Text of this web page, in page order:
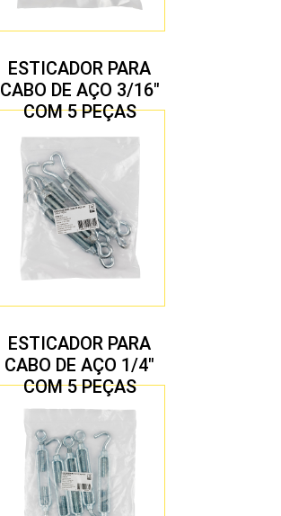
ESTICADOR PARA
CABO DE AÇO 3/16″
COM 5 PEÇAS
ESTICADOR PARA
CABO DE AÇO 1/4″
COM 5 PEÇAS